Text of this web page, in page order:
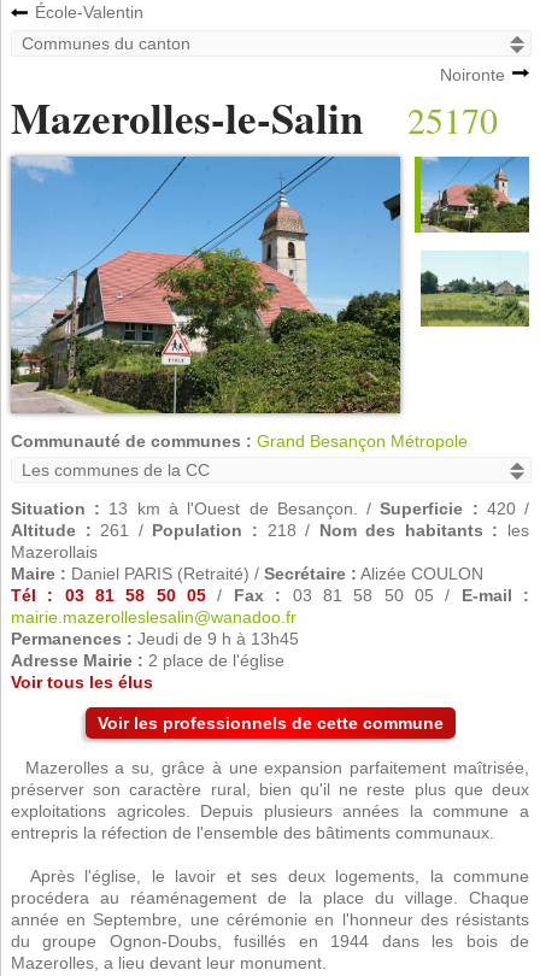
École-Valentin
Noironte
Mazerolles-le-Salin 25170
Communauté de communes : Grand Besançon Métropole
Situation : 13 km à l'Ouest de Besançon. /Superficie : 420 /
Altitude : 261 / Population : 218 / Nom des habitants : les
Mazerollais
Maire : Daniel PARIS (Retraité) / Secrétaire : Alizée COULON
Tél : 03 81 58 50 05 / Fax : 03 81 58 50 05 / E-mail :
mairie.mazerolleslesalin@wanadoo.fr
Permanences : Jeudi de 9 h à 13h45
Adresse Mairie : 2 place de l'église
Voir tous les élus
Voir les professionnels de cette commune
Mazerolles a su, grâce à une expansion parfaitement maîtrisée,
préserver son caractère rural, bien qu'il ne reste plus que deux
exploitations agricoles. Depuis plusieurs années la commune a
entrepris la réfection de l'ensemble des bâtiments communaux.
Après l'église, le lavoir et ses deux logements, la commune
procédera au réaménagement de la place du village. Chaque
année en Septembre, une cérémonie en l'honneur des résistants
du groupe Ognon-Doubs, fusillés en 1944 dans les bois de
Mazerolles, a lieu devant leur monument.